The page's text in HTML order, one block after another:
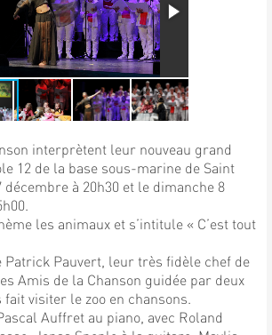
interprètent leur nouveau grand
12 de la base sous-marine de Saint
à 20h30 et le dimanche 8
les animaux et s’intitule « C’est tout
Patrick Pauvert, leur très fidèle chef de
Amis de la Chanson guidée par deux
fait visiter le zoo en chansons.
Auffret au piano, avec Roland